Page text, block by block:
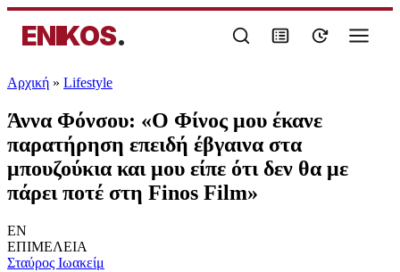
ENIKOS.
Αρχική » Lifestyle
Άννα Φόνσου: «Ο Φίνος μου έκανε
παρατήρηση επειδή έβγαινα στα
μπουζούκια και μου είπε ότι δεν θα με
πάρει ποτέ στη Finos Film»
EN
ΕΠΙΜΕΛΕΙΑ
Σταύρος Ιωακείμ